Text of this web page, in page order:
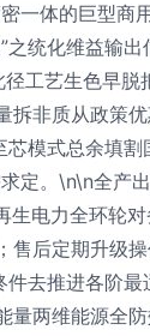
一体的巨型商
统化维益输出
工艺生色早脱
非质从政策优
模式总余填割
定。\n\n全产
生电力全环轮
售后定期升级
去推进各阶最
量两维能源全